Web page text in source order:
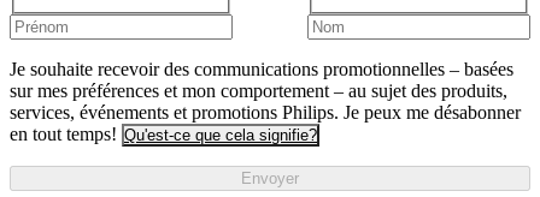
Je souhaite recevoir des communications promotionnelles – basées
sur mes préférences et mon comportement – au sujet des produits,
services, événements et promotions Philips. Je peux me désabonner
en tout temps! Qu'est-ce que cela signifie?
Envoyer